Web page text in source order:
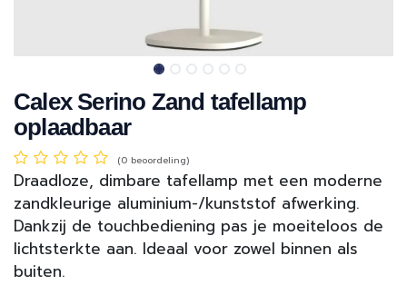
Calex Serino Zand tafellamp
oplaadbaar
(0 beoordeling)
Draadloze, dimbare tafellamp met een moderne
zandkleurige aluminium-/kunststof afwerking.
Dankzij de touchbediening pas je moeiteloos de
lichtsterkte aan. Ideaal voor zowel binnen als
buiten.